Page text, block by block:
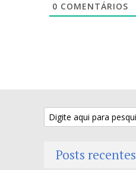
0 COMENTÁRIOS
Posts recentes